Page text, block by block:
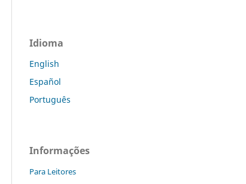
Idioma
English
Español
Português
Informações
Para Leitores